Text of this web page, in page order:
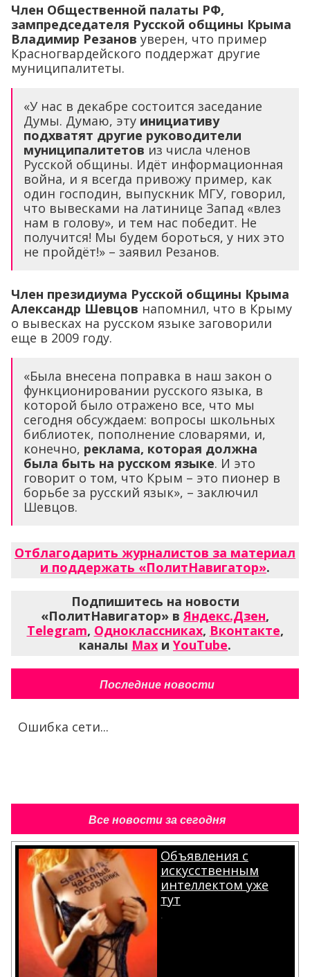
Член Общественной палаты РФ,
зампредседателя Русской общины Крыма
Владимир Резанов уверен, что пример
Красногвардейского поддержат другие
муниципалитеты.
«У нас в декабре состоится заседание
Думы. Думаю, эту инициативу
подхватят другие руководители
муниципалитетов из числа членов
Русской общины. Идёт информационная
война, и я всегда привожу пример, как
один господин, выпускник МГУ, говорил,
что вывесками на латинице Запад «влез
нам в голову», и тем нас победит. Не
получится! Мы будем бороться, у них это
не пройдёт!» – заявил Резанов.
Член президиума Русской общины Крыма
Александр Шевцов напомнил, что в Крыму
о вывесках на русском языке заговорили
еще в 2009 году.
«Была внесена поправка в наш закон о
функционировании русского языка, в
которой было отражено все, что мы
сегодня обсуждаем: вопросы школьных
библиотек, пополнение словарями, и,
конечно, реклама, которая должна
была быть на русском языке. И это
говорит о том, что Крым – это пионер в
борьбе за русский язык», – заключил
Шевцов.
Отблагодарить журналистов за материал
и поддержать «ПолитНавигатор».
Подпишитесь на новости
«ПолитНавигатор» вЯндекс.Дзен,
Telegram, Одноклассниках, Вконтакте,
каналы Max и YouTube.
Последние новости
Ошибка сети...
Все новости за сегодня
Объявления с
искусственным
интеллектом уже
тут
.